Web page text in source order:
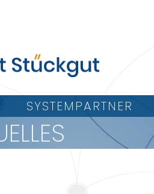
SYSTEMPARTNER